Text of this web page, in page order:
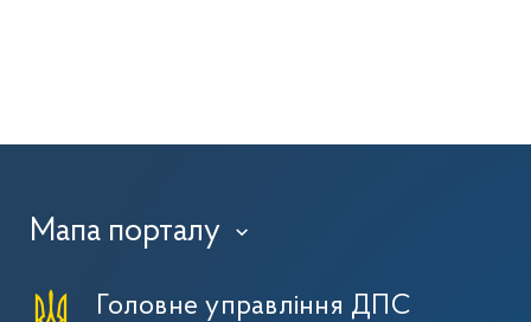
Мапа порталу ›
Головне управління ДПС